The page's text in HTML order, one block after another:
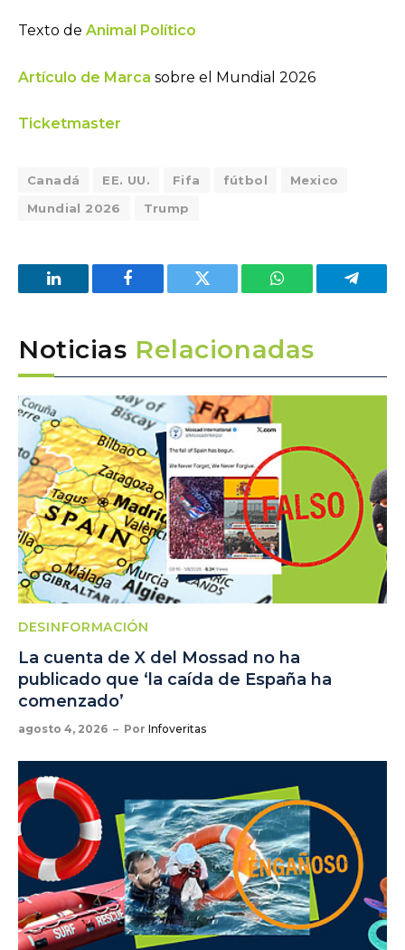
Texto de Animal Político
Artículo de Marca sobre el Mundial 2026
Ticketmaster
Canadá EE. UU. Fifa fútbol
Mexico
Mundial 2026
Trump
LinkedIn Facebook Twitter WhatsApp
Noticias Relacionadas
DESINFORMACIÓN
La cuenta de X del Mossad no ha
publicado que ‘la caída de España ha
comenzado’
agosto 4, 2026 Por Infoveritas